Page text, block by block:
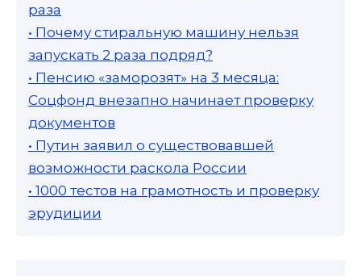
раза
• Почему стиральную машину нельзя
запускать 2 раза подряд?
• Пенсию «заморозят» на 3 месяца:
Соцфонд внезапно начинает проверку
документов
• Путин заявил о существовавшей
возможности раскола России
• 1000 тестов на грамотность и проверку
эрудиции